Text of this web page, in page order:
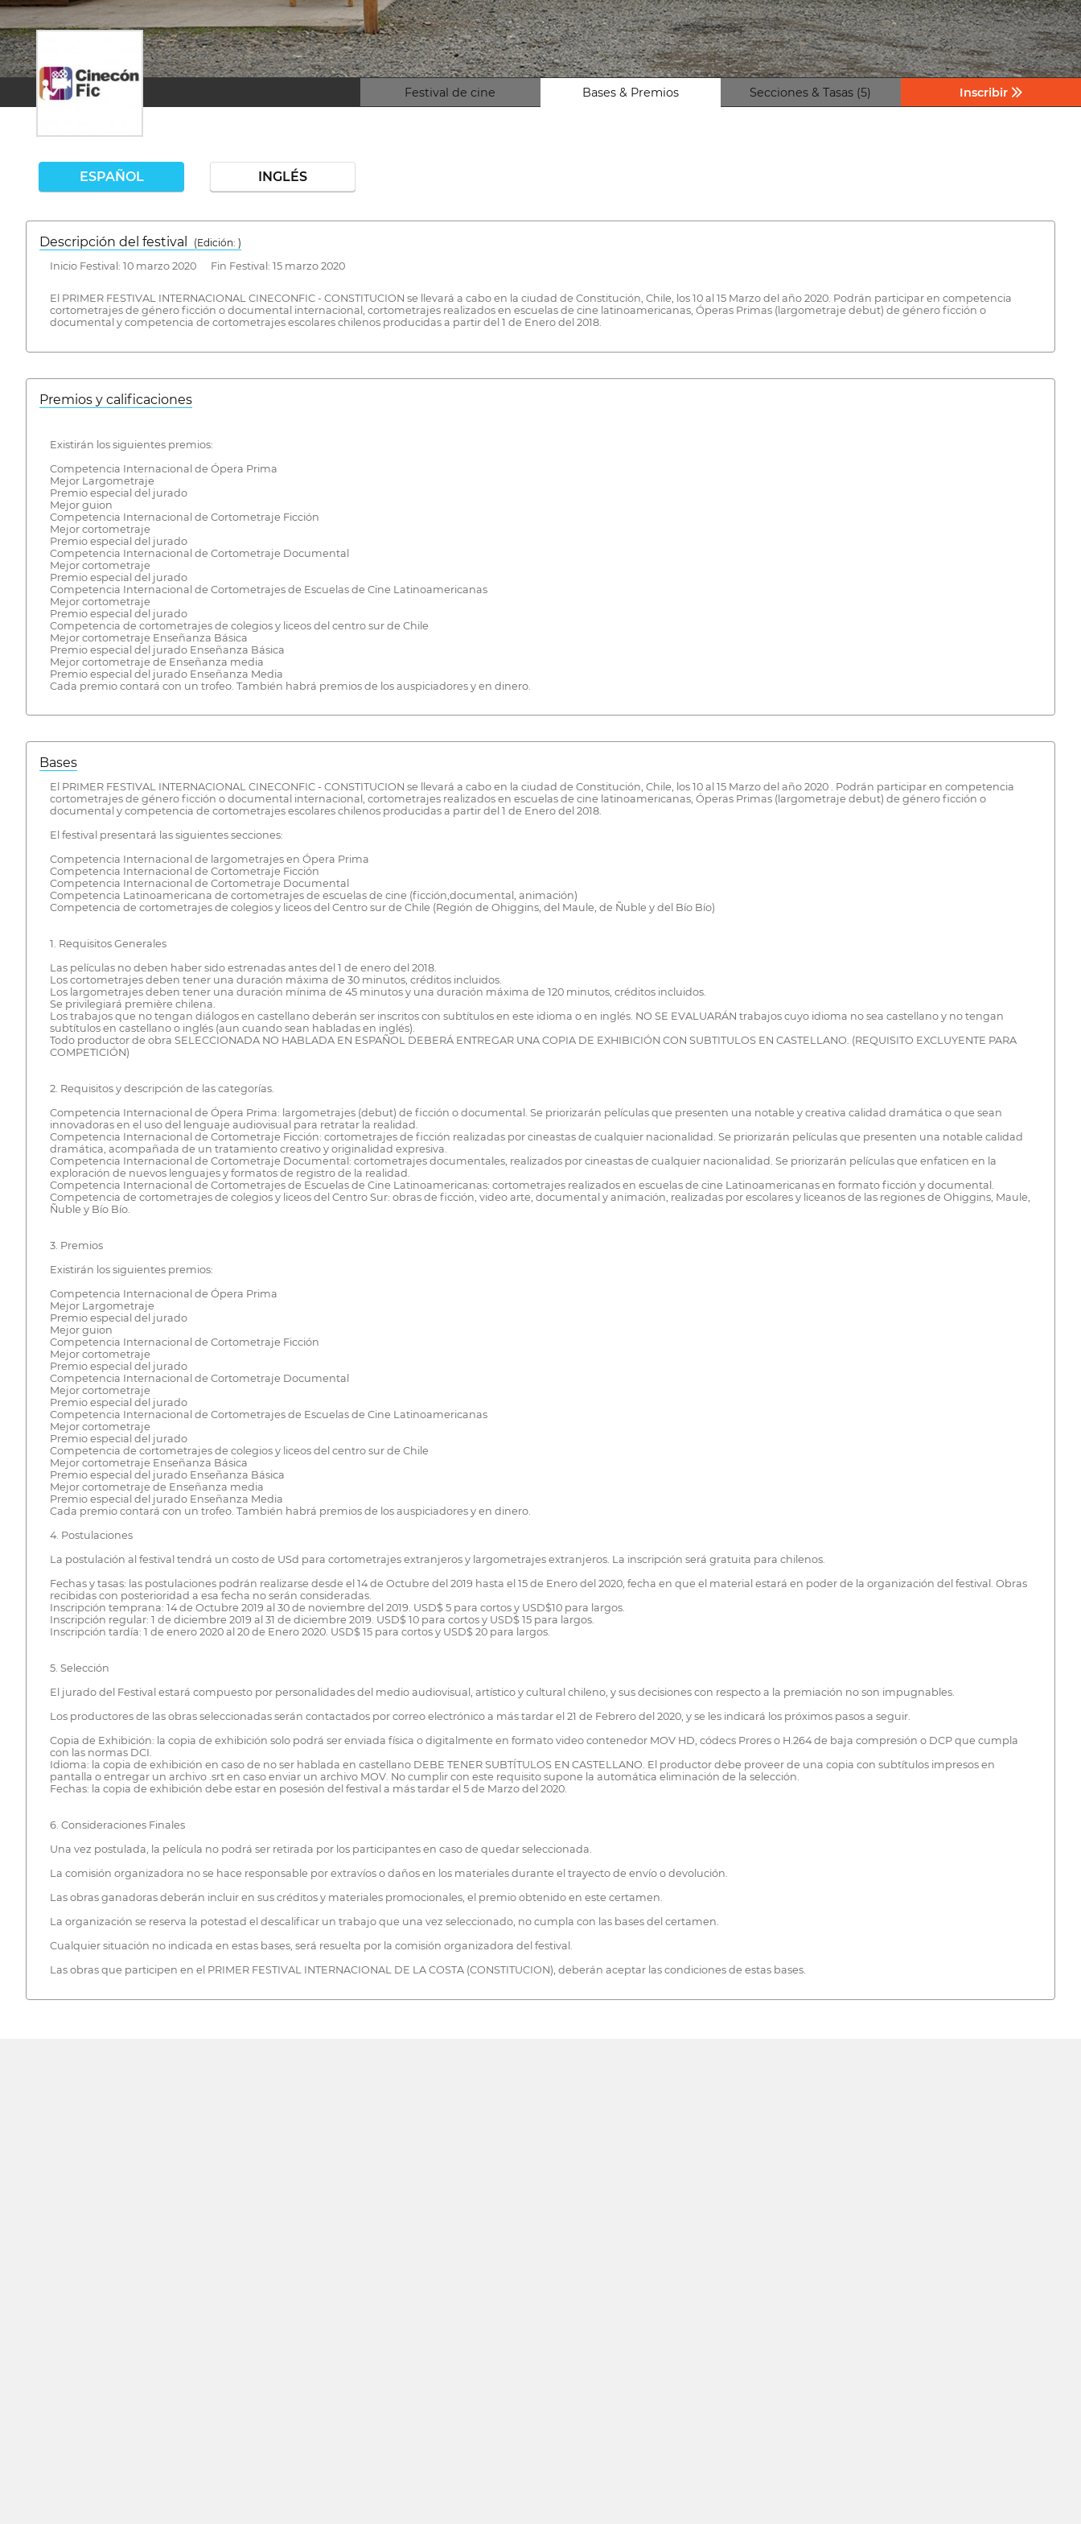
Festival de cine Bases & Premios Secciones & Tasas (5) Inscribir
ESPAÑOL INGLÉS
Descripción del festival
( Edición: )
Inicio Festival: 10 marzo 2020 Fin Festival: 15 marzo 2020
El PRIMER FESTIVAL INTERNACIONAL CINECONFIC - CONSTITUCION se llevará a cabo en la ciudad de Constitución, Chile, los 10 al 15 Marzo del año 2020. Podrán participar en competencia
cortometrajes de género ficción o documental internacional, cortometrajes realizados en escuelas de cine latinoamericanas, Óperas Primas (largometraje debut) de género ficción o
documental y competencia de cortometrajes escolares chilenos producidas a partir del 1 de Enero del 2018.
Premios y calificaciones
Existirán los siguientes premios:
Competencia Internacional de Ópera Prima
Mejor Largometraje
Premio especial del jurado
Mejor guion
Competencia Internacional de Cortometraje Ficción
Mejor cortometraje
Premio especial del jurado
Competencia Internacional de Cortometraje Documental
Mejor cortometraje
Premio especial del jurado
Competencia Internacional de Cortometrajes de Escuelas de Cine Latinoamericanas
Mejor cortometraje
Premio especial del jurado
Competencia de cortometrajes de colegios y liceos del centro sur de Chile
Mejor cortometraje Enseñanza Básica
Premio especial del jurado Enseñanza Básica
Mejor cortometraje de Enseñanza media
Premio especial del jurado Enseñanza Media
Cada premio contará con un trofeo. También habrá premios de los auspiciadores y en dinero.
Bases
El PRIMER FESTIVAL INTERNACIONAL CINECONFIC - CONSTITUCION se llevará a cabo en la ciudad de Constitución, Chile, los 10 al 15 Marzo del año 2020 . Podrán participar en competencia
cortometrajes de género ficción o documental internacional, cortometrajes realizados en escuelas de cine latinoamericanas, Óperas Primas (largometraje debut) de género ficción o
documental y competencia de cortometrajes escolares chilenos producidas a partir del 1 de Enero del 2018.
El festival presentará las siguientes secciones:
Competencia Internacional de largometrajes en Ópera Prima
Competencia Internacional de Cortometraje Ficción
Competencia Internacional de Cortometraje Documental
Competencia Latinoamericana de cortometrajes de escuelas de cine (ficción,documental, animación)
Competencia de cortometrajes de colegios y liceos del Centro sur de Chile (Región de Ohiggins, del Maule, de Ñuble y del Bío Bío)
1. Requisitos Generales
Las películas no deben haber sido estrenadas antes del 1 de enero del 2018.
Los cortometrajes deben tener una duración máxima de 30 minutos, créditos incluidos.
Los largometrajes deben tener una duración mínima de 45 minutos y una duración máxima de 120 minutos, créditos incluidos.
Se privilegiará première chilena.
Los trabajos que no tengan diálogos en castellano deberán ser inscritos con subtítulos en este idioma o en inglés. NO SE EVALUARÁN trabajos cuyo idioma no sea castellano y no tengan
subtítulos en castellano o inglés (aun cuando sean habladas en inglés).
Todo productor de obra SELECCIONADA NO HABLADA EN ESPAÑOL DEBERÁ ENTREGAR UNA COPIA DE EXHIBICIÓN CON SUBTITULOS EN CASTELLANO. (REQUISITO EXCLUYENTE PARA
COMPETICIÓN)
2. Requisitos y descripción de las categorías.
Competencia Internacional de Ópera Prima: largometrajes (debut) de ficción o documental. Se priorizarán películas que presenten una notable y creativa calidad dramática o que sean
innovadoras en el uso del lenguaje audiovisual para retratar la realidad.
Competencia Internacional de Cortometraje Ficción: cortometrajes de ficción realizadas por cineastas de cualquier nacionalidad. Se priorizarán películas que presenten una notable calidad
dramática, acompañada de un tratamiento creativo y originalidad expresiva.
Competencia Internacional de Cortometraje Documental: cortometrajes documentales, realizados por cineastas de cualquier nacionalidad. Se priorizarán películas que enfaticen en la
exploración de nuevos lenguajes y formatos de registro de la realidad.
Competencia Internacional de Cortometrajes de Escuelas de Cine Latinoamericanas: cortometrajes realizados en escuelas de cine Latinoamericanas en formato ficción y documental.
Competencia de cortometrajes de colegios y liceos del Centro Sur: obras de ficción, video arte, documental y animación, realizadas por escolares y liceanos de las regiones de Ohiggins, Maule,
Ñuble y Bío Bío.
3. Premios
Existirán los siguientes premios:
Competencia Internacional de Ópera Prima
Mejor Largometraje
Premio especial del jurado
Mejor guion
Competencia Internacional de Cortometraje Ficción
Mejor cortometraje
Premio especial del jurado
Competencia Internacional de Cortometraje Documental
Mejor cortometraje
Premio especial del jurado
Competencia Internacional de Cortometrajes de Escuelas de Cine Latinoamericanas
Mejor cortometraje
Premio especial del jurado
Competencia de cortometrajes de colegios y liceos del centro sur de Chile
Mejor cortometraje Enseñanza Básica
Premio especial del jurado Enseñanza Básica
Mejor cortometraje de Enseñanza media
Premio especial del jurado Enseñanza Media
Cada premio contará con un trofeo. También habrá premios de los auspiciadores y en dinero.
4. Postulaciones
La postulación al festival tendrá un costo de USd para cortometrajes extranjeros y largometrajes extranjeros. La inscripción será gratuita para chilenos.
Fechas y tasas: las postulaciones podrán realizarse desde el 14 de Octubre del 2019 hasta el 15 de Enero del 2020, fecha en que el material estará en poder de la organización del festival. Obras
recibidas con posterioridad a esa fecha no serán consideradas.
Inscripción temprana: 14 de Octubre 2019 al 30 de noviembre del 2019. USD$ 5 para cortos y USD$10 para largos.
Inscripción regular: 1 de diciembre 2019 al 31 de diciembre 2019. USD$ 10 para cortos y USD$ 15 para largos.
Inscripción tardía: 1 de enero 2020 al 20 de Enero 2020. USD$ 15 para cortos y USD$ 20 para largos.
5. Selección
El jurado del Festival estará compuesto por personalidades del medio audiovisual, artístico y cultural chileno, y sus decisiones con respecto a la premiación no son impugnables.
Los productores de las obras seleccionadas serán contactados por correo electrónico a más tardar el 21 de Febrero del 2020, y se les indicará los próximos pasos a seguir.
Copia de Exhibición: la copia de exhibición solo podrá ser enviada física o digitalmente en formato video contenedor MOV HD, códecs Prores o H.264 de baja compresión o DCP que cumpla
con las normas DCI.
Idioma: la copia de exhibición en caso de no ser hablada en castellano DEBE TENER SUBTÍTULOS EN CASTELLANO. El productor debe proveer de una copia con subtítulos impresos en
pantalla o entregar un archivo .srt en caso enviar un archivo MOV. No cumplir con este requisito supone la automática eliminación de la selección.
Fechas: la copia de exhibición debe estar en posesión del festival a más tardar el 5 de Marzo del 2020.
6. Consideraciones Finales
Una vez postulada, la película no podrá ser retirada por los participantes en caso de quedar seleccionada.
La comisión organizadora no se hace responsable por extravíos o daños en los materiales durante el trayecto de envío o devolución.
Las obras ganadoras deberán incluir en sus créditos y materiales promocionales, el premio obtenido en este certamen.
La organización se reserva la potestad el descalificar un trabajo que una vez seleccionado, no cumpla con las bases del certamen.
Cualquier situación no indicada en estas bases, será resuelta por la comisión organizadora del festival.
Las obras que participen en el PRIMER FESTIVAL INTERNACIONAL DE LA COSTA (CONSTITUCION), deberán aceptar las condiciones de estas bases.